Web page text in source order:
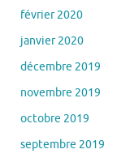
février 2020
janvier 2020
décembre 2019
novembre 2019
octobre 2019
septembre 2019